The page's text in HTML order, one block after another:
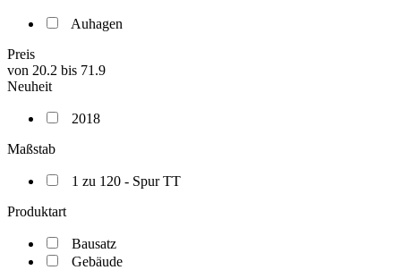
Auhagen
Preis
von 20.2 bis 71.9
Neuheit
2018
Maßstab
1 zu 120 - Spur TT
Produktart
Bausatz
Gebäude